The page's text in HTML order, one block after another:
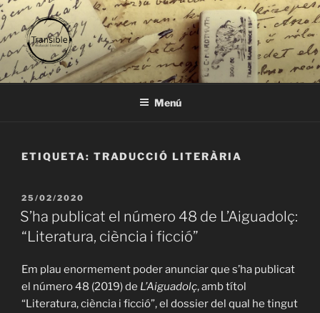
Vés
al
contingut
TRANSIBLE
traducció literària
Menú
ETIQUETA: TRADUCCIÓ LITERÀRIA
PUBLICAT
A
25/02/2020
S’ha publicat el número 48 de L’Aiguadolç:
“Literatura, ciència i ficció”
Em plau enormement poder anunciar que s’ha publicat
el número 48 (2019) de L’Aiguadolç, amb títol
“Literatura, ciència i ficció”, el dossier del qual he tingut